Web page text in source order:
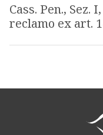
Cass. Pen., Sez.
reclamo ex art.